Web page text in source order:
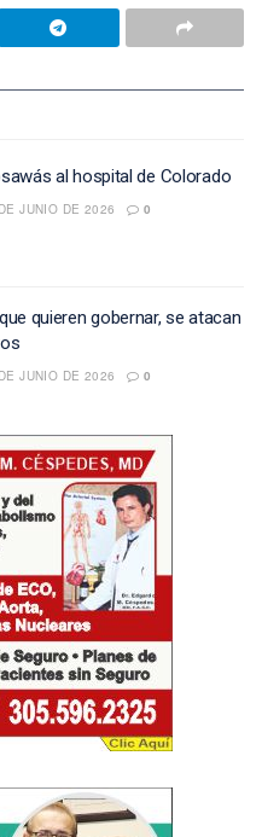
al hospital de Colorado
JUNIO DE 2026 0
quieren gobernar, se atacan
JUNIO DE 2026 0